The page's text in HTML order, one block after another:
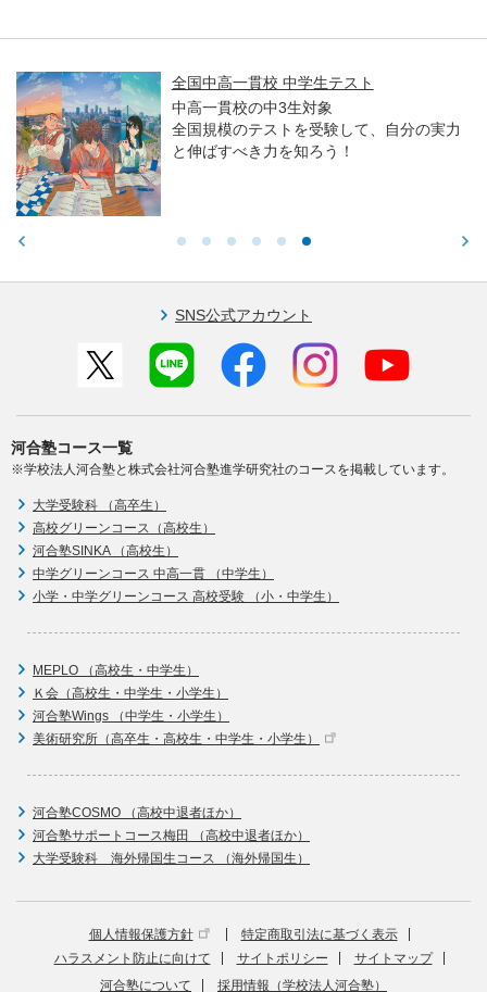
全国中高一貫校 中学生テスト
中高一貫校の中3生対象
全国規模のテストを受験して、自分の実力
と伸ばすべき力を知ろう！
SNS公式アカウント
河合塾コース一覧
※学校法人河合塾と株式会社河合塾進学研究社のコースを掲載しています。
大学受験科 （高卒生）
高校グリーンコース（高校生）
河合塾SINKA （高校生）
中学グリーンコース 中高一貫 （中学生）
小学・中学グリーンコース 高校受験 （小・中学生）
MEPLO （高校生・中学生）
Ｋ会（高校生・中学生・小学生）
河合塾Wings （中学生・小学生）
美術研究所（高卒生・高校生・中学生・小学生）
河合塾COSMO （高校中退者ほか）
河合塾サポートコース梅田 （高校中退者ほか）
大学受験科 海外帰国生コース （海外帰国生）
個人情報保護方針
特定商取引法に基づく表示
ハラスメント防止に向けて
サイトポリシー
サイトマップ
河合塾について
採用情報（学校法人河合塾）